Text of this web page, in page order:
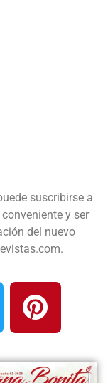
suscribirse a
y ser
del nuevo